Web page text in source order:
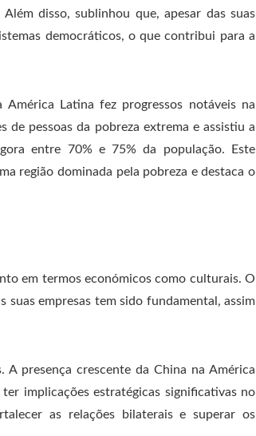
disso, sublinhou que, apesar das suas
democráticos, o que contribui para a
Latina fez progressos notáveis ​​na
de pessoas da pobreza extrema e assistiu a
entre 70% e 75% da população. Este
região dominada pela pobreza e destaca o
em termos económicos como culturais. O
suas empresas tem sido fundamental, assim
presença crescente da China na América
implicações estratégicas significativas no
as relações bilaterais e superar os